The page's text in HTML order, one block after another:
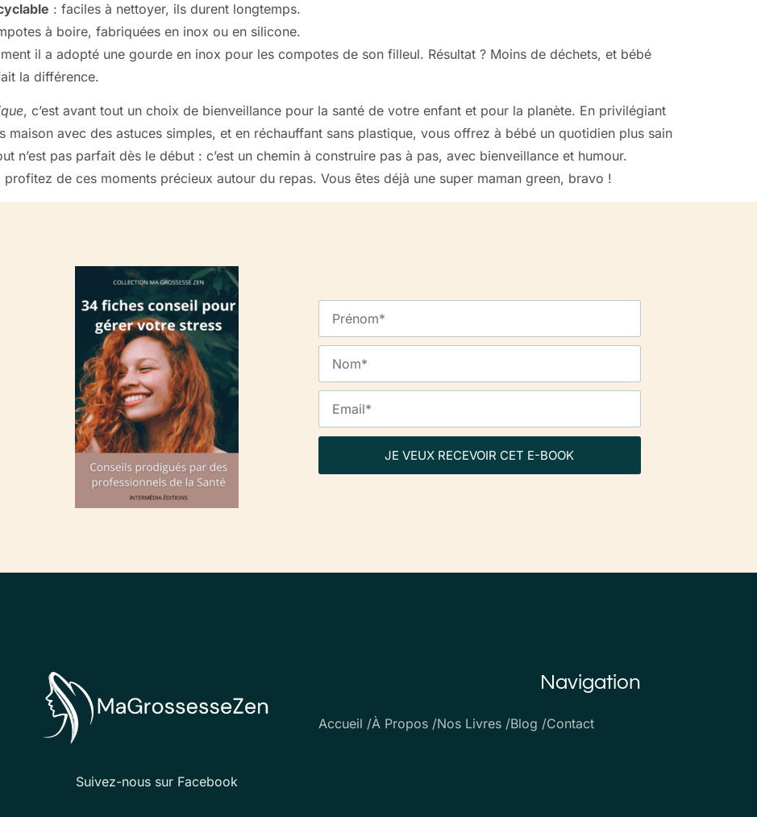
: faciles à nettoyer, ils durent longtemps.
à boire, fabriquées en inox ou en silicone.
il a adopté une gourde en inox pour les compotes de son filleul. Résultat ? Moins de déchets, et bébé
la différence.
, c’est avant tout un choix de bienveillance pour la santé de votre enfant et pour la planète. En privilégiant
maison avec des astuces simples, et en réchauffant sans plastique, vous offrez à bébé un quotidien plus sain
n’est pas parfait dès le début : c’est un chemin à construire pas à pas, avec bienveillance et humour.
de ces moments précieux autour du repas. Vous êtes déjà une super maman green, bravo !
JE VEUX RECEVOIR CET E-BOOK
Suivez-nous sur Facebook
Navigation
Accueil /À Propos /Nos Livres /Blog /Contact